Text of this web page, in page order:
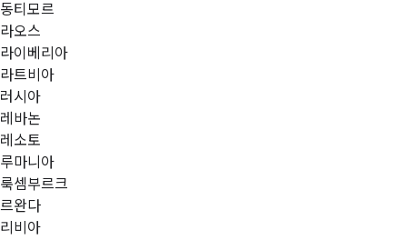
동티모르
라오스
라이베리아
라트비아
러시아
레바논
레소토
루마니아
룩셈부르크
르완다
리비아